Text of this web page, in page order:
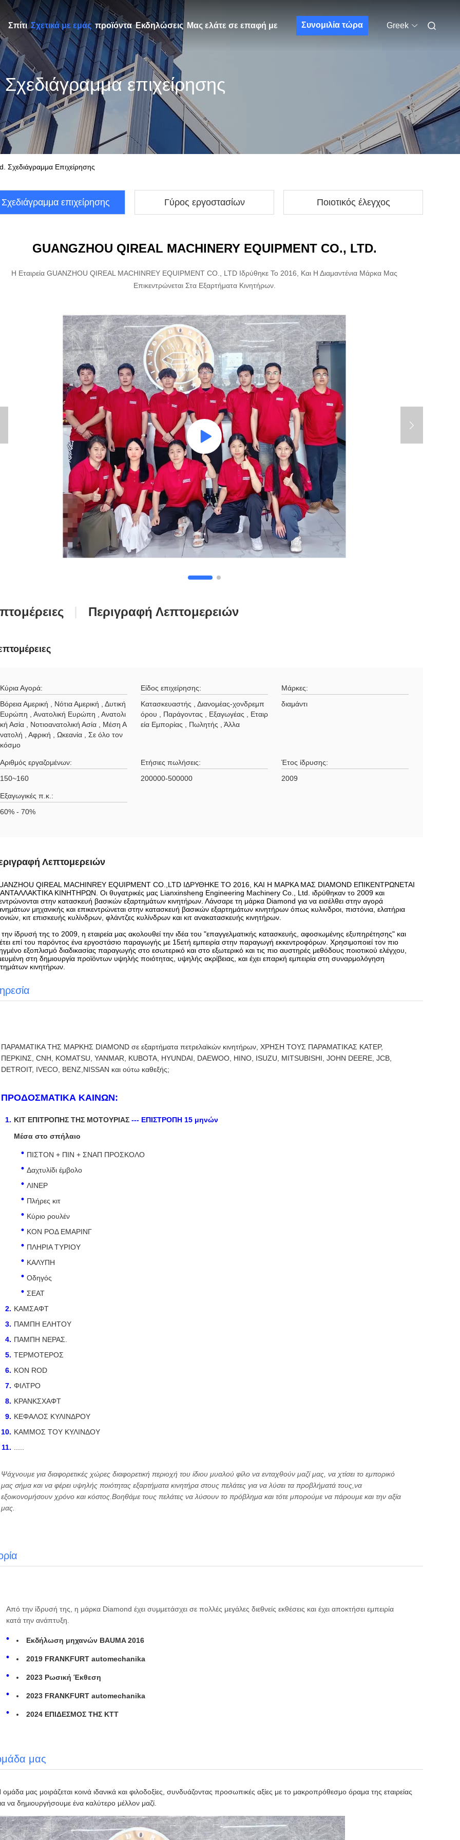
Σπίτι Σχετικά με εμάς προϊόντα Εκδηλώσεις Μας ελάτε σε επαφή με Συνομιλία τώρα Greek
Σχεδιάγραμμα επιχείρησης
Επιχείρησης
Σχεδιάγραμμα επιχείρησης Γύρος εργοστασίων Ποιοτικός έλεγχος
GUANGZHOU QIREAL MACHINERY EQUIPMENT CO., LTD.
Η Εταιρεία GUANZHOU QIREAL MACHINREY EQUIPMENT CO., LTD Ιδρύθηκε Το 2016, Και Η Διαμαντένια Μάρκα Μας
Επικεντρώνεται Στα Εξαρτήματα Κινητήρων.
Περιγραφή Λεπτομερειών
Κύρια Αγορά:
Βόρεια Αμερική , Νότια Αμερική , Δυτική
Ευρώπη , Ανατολική Ευρώπη , Ανατολι
κή Ασία , Νοτιοανατολική Ασία , Μέση Α
νατολή , Αφρική , Ωκεανία , Σε όλο τον
κόσμο
Είδος επιχείρησης:
Κατασκευαστής , Διανομέας-χονδρεμπ
όρου , Παράγοντας , Εξαγωγέας , Εταιρ
εία Εμπορίας , Πωλητής , Άλλα
Μάρκες:
διαμάντι
Αριθμός εργαζομένων:
150~160
Ετήσιες πωλήσεις:
200000-500000
Έτος ίδρυσης:
2009
Εξαγωγικές π.κ.:
60% - 70%
Λεπτομερειών
QIREAL MACHINREY EQUIPMENT CO.,LTD ΙΔΡΥΘΗΚΕ ΤΟ 2016, ΚΑΙ Η ΜΑΡΚΑ ΜΑΣ DIAMOND ΕΠΙΚΕΝΤΡΩΝΕΤΑΙ
ΚΙΝΗΤΗΡΩΝ. Οι θυγατρικές μας Lianxinsheng Engineering Machinery Co., Ltd. ιδρύθηκαν το 2009 και
στην κατασκευή βασικών εξαρτημάτων κινητήρων. Λάνσαρε τη μάρκα Diamond για να εισέλθει στην αγορά
μηχανικής και επικεντρώνεται στην κατασκευή βασικών εξαρτημάτων κινητήρων όπως κυλινδροι, πιστόνια, ελατήρια
κιτ επισκευής κυλίνδρων, φλάντζες κυλίνδρων και κιτ ανακατασκευής κινητήρων.
ίδρυσή της το 2009, η εταιρεία μας ακολουθεί την ιδέα του "επαγγελματικής κατασκευής, αφοσιωμένης εξυπηρέτησης" και
επί του παρόντος ένα εργοστάσιο παραγωγής με 15ετή εμπειρία στην παραγωγή εκκεντροφόρων. Χρησιμοποιεί τον πιο
εξοπλισμό διαδικασίας παραγωγής στο εσωτερικό και στο εξωτερικό και τις πιο αυστηρές μεθόδους ποιοτικού ελέγχου,
στη δημιουργία προϊόντων υψηλής ποιότητας, υψηλής ακρίβειας, και έχει επαρκή εμπειρία στη συναρμολόγηση
κινητήρων.
ΠΑΡΑΜΑΤΙΚΑ ΤΗΣ ΜΑΡΚΗΣ DIAMOND σε εξαρτήματα πετρελαϊκών κινητήρων, ΧΡΗΣΗ ΤΟΥΣ ΠΑΡΑΜΑΤΙΚΑΣ ΚΑΤΕΡ,
ΠΕΡΚΙΝΣ, CNH, KOMATSU, YANMAR, KUBOTA, HYUNDAI, DAEWOO, HINO, ISUZU, MITSUBISHI, JOHN DEERE, JCB,
DETROIT, IVECO, BENZ,NISSAN και ούτω καθεξής;
ΠΡΟΔΟΣΜΑΤΙΚΑ ΚΑΙΝΩΝ:
ΚΙΤ ΕΠΙΤΡΟΠΗΣ ΤΗΣ ΜΟΤΟΥΡΙΑΣ --- ΕΠΙΣΤΡΟΠΗ 15 μηνών
Μέσα στο σπήλαιο
ΠΙΣΤΟΝ + ΠΙΝ + ΣΝΑΠ ΠΡΟΣΚΟΛΟ
Δαχτυλίδι έμβολο
ΛΙΝΕΡ
Πλήρες κιτ
Κύριο ρουλέν
ΚΟΝ ΡΟΔ ΕΜΑΡΙΝΓ
ΠΛΗΡΙΑ ΤΥΡΙΟΥ
ΚΑΛΥΠΗ
Οδηγός
ΣΕΑΤ
ΚΑΜΣΑΦΤ
ΠΑΜΠΗ ΕΛΗΤΟΥ
ΠΑΜΠΗ ΝΕΡΑΣ.
ΤΕΡΜΟΤΕΡΟΣ
ΚΟΝ ROD
ΦΙΛΤΡΟ
ΚΡΑΝΚΣΧΑΦΤ
ΚΕΦΑΛΟΣ ΚΥΛΙΝΔΡΟΥ
ΚΑΜΜΟΣ ΤΟΥ ΚΥΛΙΝΔΟΥ
Ψάχνουμε για διαφορετικές χώρες διαφορετική περιοχή του ίδιου μυαλού φίλο να ενταχθούν μαζί μας, να χτίσει το εμπορικό
μας σήμα και να φέρει υψηλής ποιότητας εξαρτήματα κινητήρα στους πελάτες για να λύσει τα προβλήματά τους,να
εξοικονομήσουν χρόνο και κόστος.Βοηθάμε τους πελάτες να λύσουν το πρόβλημα και τότε μπορούμε να πάρουμε και την αξία
μας.
Από την ίδρυσή της, η μάρκα Diamond έχει συμμετάσχει σε πολλές μεγάλες διεθνείς εκθέσεις και έχει αποκτήσει εμπειρία
κατά την ανάπτυξη.
Εκδήλωση μηχανών BAUMA 2016
2019 FRANKFURT automechanika
2023 Ρωσική Έκθεση
2023 FRANKFURT automechanika
2024 ΕΠΙΔΕΣΜΟΣ ΤΗΣ ΚΤΤ
μας
ομάδα μας μοιράζεται κοινά ιδανικά και φιλοδοξίες, συνδυάζοντας προσωπικές αξίες με το μακροπρόθεσμο όραμα της εταιρείας
να δημιουργήσουμε ένα καλύτερο μέλλον μαζί.